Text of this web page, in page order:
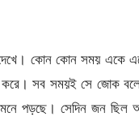
দেখে। কোন কোন সময় একে
করে। সব সময়ই সে জোক
পড়ছে। সেদিন জন ছিল